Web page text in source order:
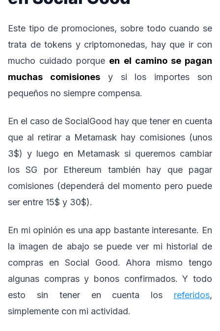
Este tipo de promociones, sobre todo cuando se
trata de tokens y criptomonedas, hay que ir con
mucho cuidado porque en el camino se pagan
muchas comisionesy si los importes son
pequeños no siempre compensa.
En el caso de SocialGood hay que tener en cuenta
que al retirar a Metamask hay comisiones (unos
3$) y luego en Metamask si queremos cambiar
los SG por Ethereum también hay que pagar
comisiones (dependerá del momento pero puede
ser entre 15$ y 30$).
En mi opinión es una app bastante interesante. En
la imagen de abajo se puede ver mi historial de
compras en Social Good. Ahora mismo tengo
algunas compras y bonos confirmados. Y todo
esto sin tener en cuenta los referidos,
simplemente con mi actividad.